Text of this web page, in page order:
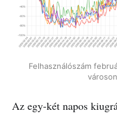
Felhasználószám
Az egy-két napos